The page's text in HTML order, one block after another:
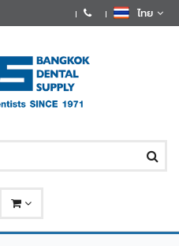
ไทย